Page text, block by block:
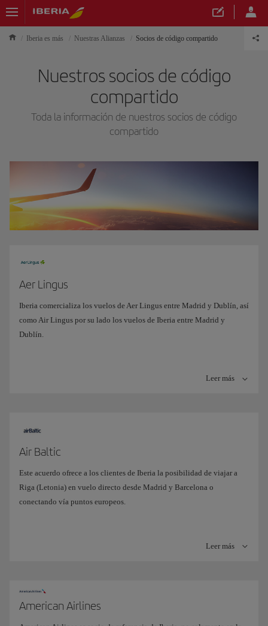
Iberia es más Nuestras Alianzas Socios de código compartido
Nuestros socios de código
compartido
Toda la información de nuestros socios de código
compartido
Aer Lingus
Iberia comercializa los vuelos de Aer Lingus entre Madrid y Dublín, así
como Air Lingus por su lado los vuelos de Iberia entre Madrid y
Dublín.
Leer más
Air Baltic
Este acuerdo ofrece a los clientes de Iberia la posibilidad de viajar a
Riga (Letonia) en vuelo directo desde Madrid y Barcelona o
conectando vía puntos europeos.
Leer más
American Airlines